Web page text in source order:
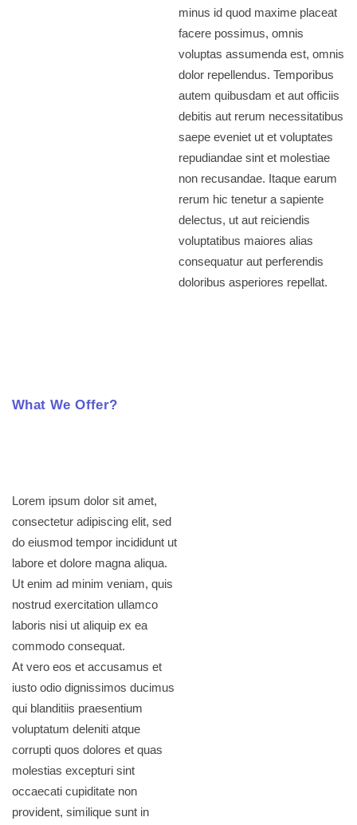
minus id quod maxime placeat
facere possimus, omnis
voluptas assumenda est, omnis
dolor repellendus. Temporibus
autem quibusdam et aut officiis
debitis aut rerum necessitatibus
saepe eveniet ut et voluptates
repudiandae sint et molestiae
non recusandae. Itaque earum
rerum hic tenetur a sapiente
delectus, ut aut reiciendis
voluptatibus maiores alias
consequatur aut perferendis
doloribus asperiores repellat.
What We Offer?
Lorem ipsum dolor sit amet,
consectetur adipiscing elit, sed
do eiusmod tempor incididunt ut
labore et dolore magna aliqua.
Ut enim ad minim veniam, quis
nostrud exercitation ullamco
laboris nisi ut aliquip ex ea
commodo consequat.
At vero eos et accusamus et
iusto odio dignissimos ducimus
qui blanditiis praesentium
voluptatum deleniti atque
corrupti quos dolores et quas
molestias excepturi sint
occaecati cupiditate non
provident, similique sunt in